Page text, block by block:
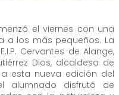
el viernes con una
a los más pequeños. La
Cervantes de Alange,
Dios, alcaldesa de
esta nueva edición del
alumnado disfrutó de